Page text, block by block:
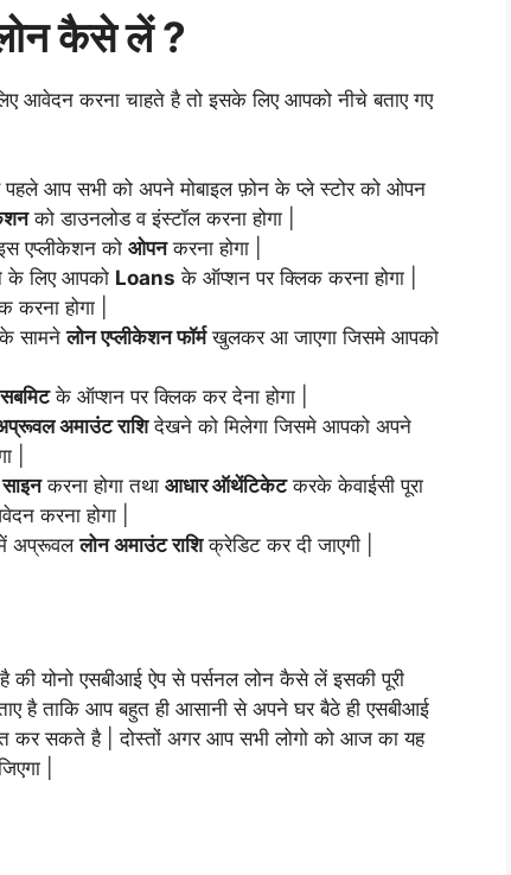
कैसेलें ?
आवेदन करना चाहते है तो इसके लिए आपको नीचे बताए गए
आप सभी को अपने मोबाइल फ़ोन के प्ले स्टोर को ओपन
को डाउनलोड व इंस्टॉल करना होगा |
एप्लीकेशन को ओपनकरना होगा |
के लिए आपको Loans के ऑप्शन पर क्लिक करना होगा |
होगा |
सामनेलोन एप्लीकेशन फॉर्मखुलकर आ जाएगा जिसमे आपको
सबमिटके ऑप्शन पर क्लिक कर देना होगा |
अमाउंट राशिदेखने को मिलेगा जिसमे आपको अपने
|
करना होगा तथा आधार ऑथेंटिकेटकरके केवाईसी पूरा
करना होगा |
में अप्रूवललोन अमाउंट राशिक्रेडिट कर दी जाएगी |
की योनो एसबीआई ऐप से पर्सनल लोन कैसे लें इसकी पूरी
है ताकि आप बहुत ही आसानी से अपने घर बैठे ही एसबीआई
कर सकते है | दोस्तों अगर आप सभी लोगो को आज का यह
|